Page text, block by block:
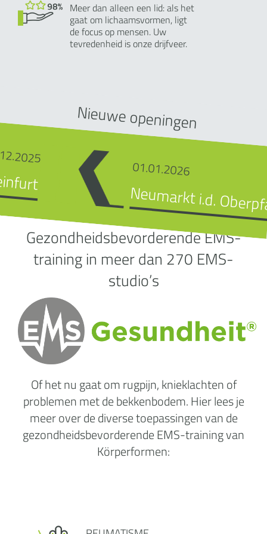
Meer dan alleen een lid: als het
gaat om lichaamsvormen, ligt
de focus op mensen. Uw
tevredenheid is onze drijfveer.
Nieuwe openingen
01.01.2026
Neumarkt i.d. Oberpfalz
Gezondheidsbevorderende EMS-
training in meer dan 270 EMS-
studio’s
Of het nu gaat om rugpijn, knieklachten of
problemen met de bekkenbodem. Hier lees je
meer over de diverse toepassingen van de
gezondheidsbevorderende EMS-training van
Körperformen: